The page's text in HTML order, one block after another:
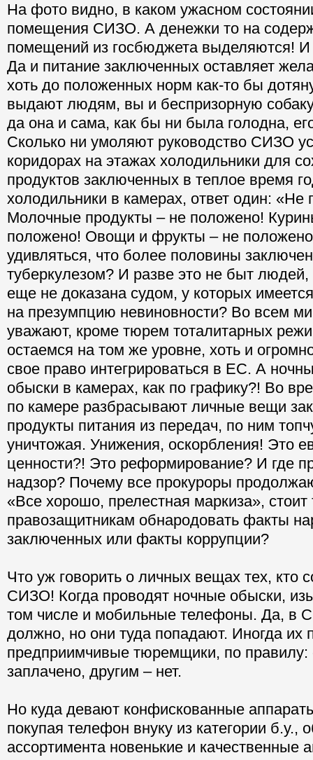
На фото видно, в каком ужасном
помещения СИЗО. А денежки то на
помещений из госбюджета выделяются! И
Да и питание заключенных оставляет
хоть до положенных норм как-то бы
выдают людям, вы и беспризорную
да она и сама, как бы ни была голодна,
Сколько ни умоляют руководство СИЗО
коридорах на этажах холодильники для
продуктов заключенных в теплое время
холодильники в камерах, ответ один: «Не
Молочные продукты – не положено!
положено! Овощи и фрукты – не
удивляться, что более половины
туберкулезом? И разве это не быт людей,
еще не доказана судом, у которых
на презумпцию невиновности? Во всем
уважают, кроме тюрем тоталитарных
остаемся на том же уровне, хоть и
свое право интегрироваться в ЕС. А
обыски в камерах, как по графику?! Во
по камере разбрасывают личные вещи
продукты питания из передач, по ним
уничтожая. Унижения, оскорбления! Это
ценности?! Это реформирование? И где
надзор? Почему все прокуроры
«Все хорошо, прелестная маркиза», стоит
правозащитникам обнародовать факты
заключенных или факты коррупции?
Что уж говорить о личных вещах тех, кто
СИЗО! Когда проводят ночные обыски,
том числе и мобильные телефоны. Да, в
должно, но они туда попадают. Иногда их
предприимчивые тюремщики, по
заплачено, другим – нет.
Но куда девают конфискованные
покупая телефон внуку из категории б.у.,
ассортимента новенькие и качественные